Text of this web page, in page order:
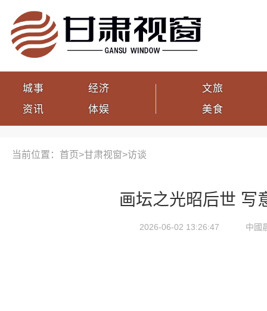
城事
资讯
经济
体娱
文旅
美食
当前位置：首页>甘肃视窗>访谈
画坛之光昭后世 写
2026-06-02 13:26:47 中國